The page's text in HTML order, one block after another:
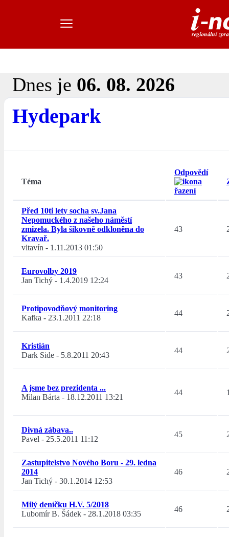
Dnes je 06. 08. 2026
Hydepark
Téma
Odpovědí
Před 10ti lety socha sv.Jana
Nepomuckého z našeho náměstí
zmizela. Byla šikovně odkloněna do
Kravař.
vltavín - 1.11.2013 01:50
43
Eurovolby 2019
Jan Tichý - 1.4.2019 12:24
43
Protipovodňový monitoring
Kafka - 23.1.2011 22:18
44
Kristián
Dark Side - 5.8.2011 20:43
44
A jsme bez prezidenta ...
Milan Bárta - 18.12.2011 13:21
44
Divná zábava..
Pavel - 25.5.2011 11:12
45
Zastupitelstvo Nového Boru - 29. ledna
2014
Jan Tichý - 30.1.2014 12:53
46
Milý deníčku H.V. 5/2018
Lubomír B. Šádek - 28.1.2018 03:35
46